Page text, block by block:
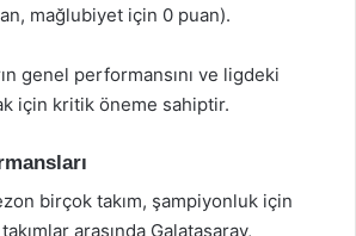
mağlubiyet için 0 puan).
genel performansını ve ligdeki
için kritik öneme sahiptir.
birçok takım, şampiyonluk için
arasında Galatasaray,